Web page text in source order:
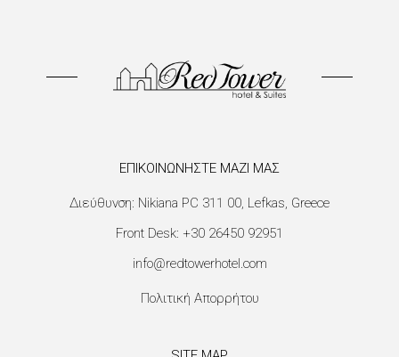
ΕΠΙΚΟΙΝΩΝΗΣΤΕ ΜΑΖΙ ΜΑΣ
Διεύθυνση: Nikiana PC 311 00, Lefkas, Greece
Front Desk: +30 26450 92951
info@redtowerhotel.com
Πολιτική Απορρήτου